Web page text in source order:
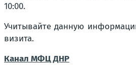
10:00.
Учитывайте данную
визита.
Канал МФЦ ДНР